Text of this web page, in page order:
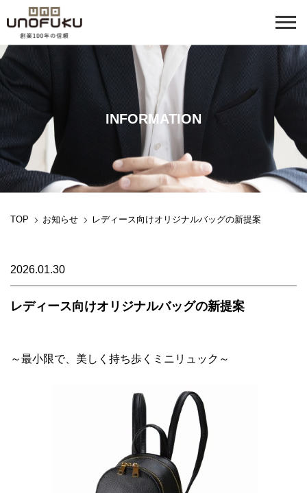
INFORMATION
TOP お知らせ レディース向けオリジナルバッグの新提案
2026.01.30
レディース向けオリジナルバッグの新提案
～最小限で、美しく持ち歩くミニリュック～